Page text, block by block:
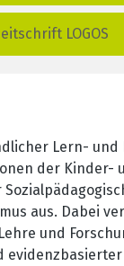
LOGOS
Lern-
der Kinder-
aus. Dabei
und